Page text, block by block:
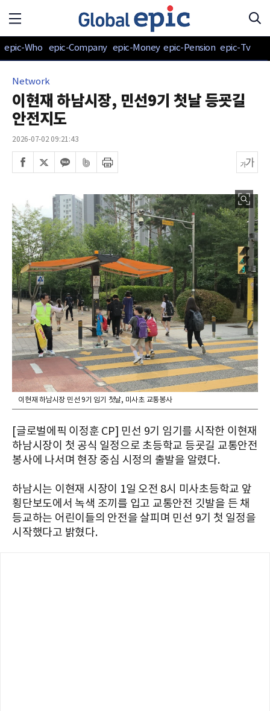
epic-Who epic-Company epic-Money epic-Pension epic-Tv
Network
이현재 하남시장, 민선9기 첫날 등굣길
안전지도
2026-07-02 09:21:43
이현재 하남시장 민선 9기 임기 첫날, 미사초 교통봉사
[글로벌에픽 이정훈 CP] 민선 9기 임기를 시작한 이현재
하남시장이 첫 공식 일정으로 초등학교 등굣길 교통안전
봉사에 나서며 현장 중심 시정의 출발을 알렸다.
하남시는 이현재 시장이 1일 오전 8시 미사초등학교 앞
횡단보도에서 녹색 조끼를 입고 교통안전 깃발을 든 채
등교하는 어린이들의 안전을 살피며 민선 9기 첫 일정을
시작했다고 밝혔다.